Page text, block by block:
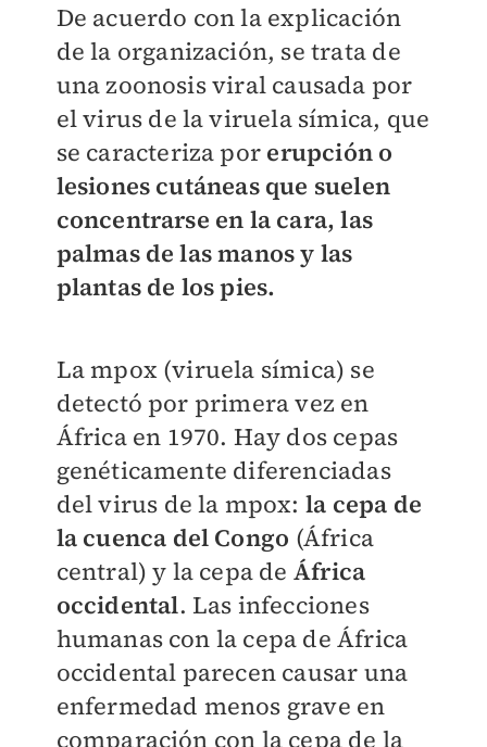
De acuerdo con la explicación
de la organización, se trata de
una zoonosis viral causada por
el virus de la viruela símica, que
se caracteriza por erupción o
lesiones cutáneas que suelen
concentrarse en la cara, las
palmas de las manos y las
plantas de los pies.
La mpox (viruela símica) se
detectó por primera vez en
África en 1970. Hay dos cepas
genéticamente diferenciadas
del virus de la mpox: la cepa de
la cuenca del Congo (África
central) y la cepa de África
occidental. Las infecciones
humanas con la cepa de África
occidental parecen causar una
enfermedad menos grave en
comparación con la cepa de la